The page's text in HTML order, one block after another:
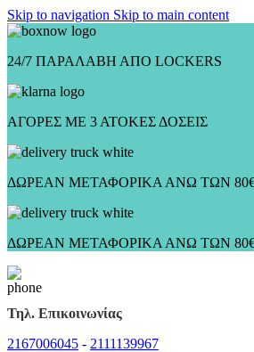
Skip to navigation Skip to main content
24/7 ΠΑΡΑΛΑΒΗ ΑΠΟ LOCKERS
ΑΓΟΡΕΣ ΜΕ 3 ΑΤΟΚΕΣ ΔΟΣΕΙΣ
ΔΩΡΕΑΝ ΜΕΤΑΦΟΡΙΚΑ ΑΝΩ ΤΩΝ
ΔΩΡΕΑΝ ΜΕΤΑΦΟΡΙΚΑ ΑΝΩ ΤΩΝ
Τηλ. Επικοινωνίας
2167006045 - 2111139967